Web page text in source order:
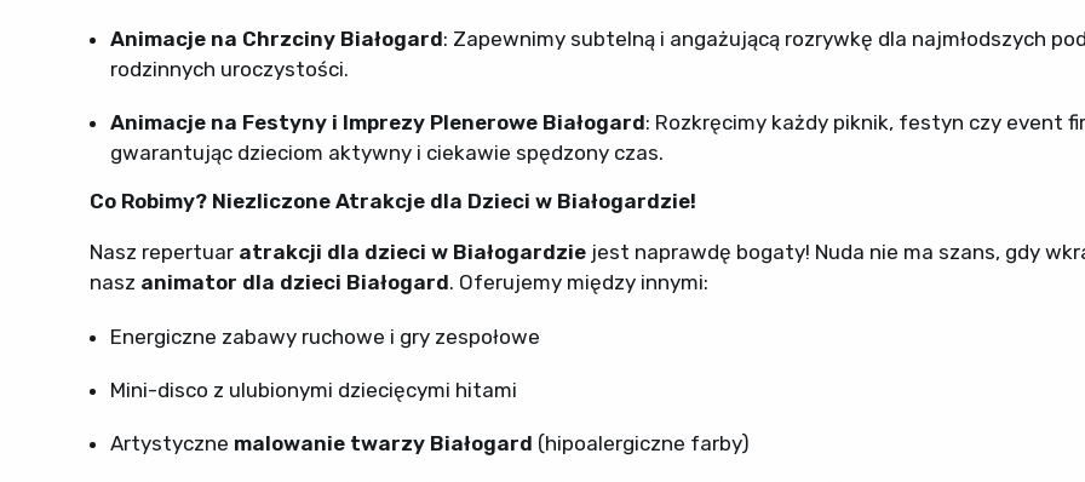
Animacje na Chrzciny Białogard: Zapewnimy subtelną i angażującą rozrywkę dla najmłodszych
rodzinnych uroczystości.
Animacje na Festyny i Imprezy Plenerowe Białogard: Rozkręcimy każdy piknik, festyn czy event
gwarantując dzieciom aktywny i ciekawie spędzony czas.
Co Robimy? Niezliczone Atrakcje dla Dzieci w Białogardzie!
Nasz repertuar atrakcji dla dzieci w Białogardziejest naprawdę bogaty! Nuda nie ma szans, gdy
nasz animator dla dzieci Białogard. Oferujemy między innymi:
Energiczne zabawy ruchowe i gry zespołowe
Mini-disco z ulubionymi dziecięcymi hitami
Artystyczne malowanie twarzy Białogard (hipoalergiczne farby)